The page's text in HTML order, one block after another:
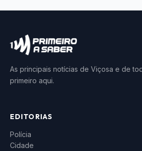
As principais notícias de Viçosa e de
primeiro aqui.
EDITORIAS
Polícia
Cidade